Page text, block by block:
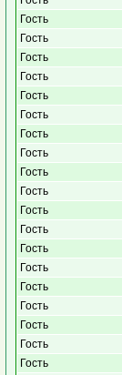
Гость
Гость
Гость
Гость
Гость
Гость
Гость
Гость
Гость
Гость
Гость
Гость
Гость
Гость
Гость
Гость
Гость
Гость
Гость